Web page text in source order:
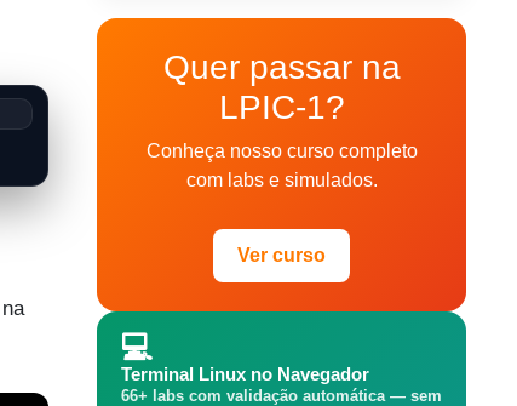
Quer passar na
LPIC-1?
Conheça nosso curso completo
com labs e simulados.
Ver curso
💻
Terminal Linux no Navegador
66+ labs com validação automática — sem